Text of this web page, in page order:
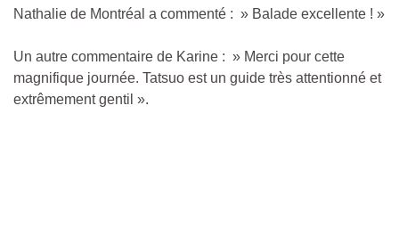
Nathalie de Montréal a commenté : » Balade excellente ! »
Un autre commentaire de Karine : » Merci pour cette
magnifique journée. Tatsuo est un guide très attentionné et
extrêmement gentil ».